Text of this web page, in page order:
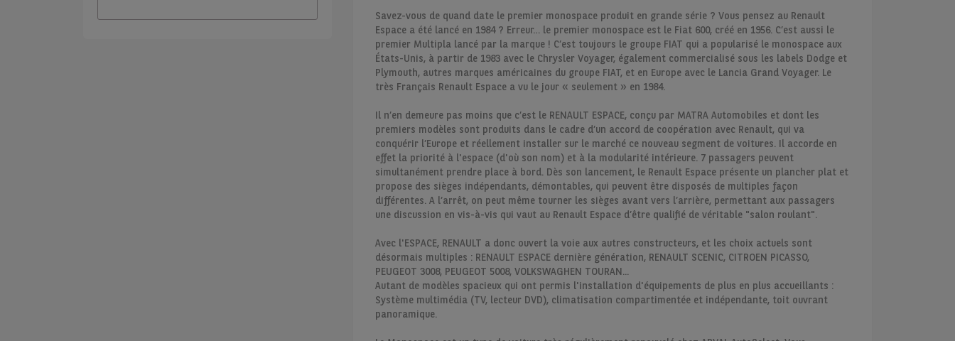
Annonce
Savez-vous de quand date le premier monospace produit en grande série ? Vous pensez au Renault
Espace a été lancé en 1984 ? Erreur… le premier monospace est le Fiat 600, créé en 1956. C’est aussi le
premier Multipla lancé par la marque ! C’est toujours le groupe FIAT qui a popularisé le monospace aux
États-Unis, à partir de 1983 avec le Chrysler Voyager, également commercialisé sous les labels Dodge et
Plymouth, autres marques américaines du groupe FIAT, et en Europe avec le Lancia Grand Voyager. Le
très Français Renault Espace a vu le jour « seulement » en 1984.
Il n’en demeure pas moins que c’est le RENAULT ESPACE, conçu par MATRA Automobiles et dont les
premiers modèles sont produits dans le cadre d’un accord de coopération avec Renault, qui va
conquérir l’Europe et réellement installer sur le marché ce nouveau segment de voitures. Il accorde en
effet la priorité à l'espace (d'où son nom) et à la modularité intérieure. 7 passagers peuvent
simultanément prendre place à bord. Dès son lancement, le Renault Espace présente un plancher plat et
propose des sièges indépendants, démontables, qui peuvent être disposés de multiples façon
différentes. A l’arrêt, on peut même tourner les sièges avant vers l’arrière, permettant aux passagers
une discussion en vis-à-vis qui vaut au Renault Espace d’être qualifié de véritable "salon roulant".
Avec l'ESPACE, RENAULT a donc ouvert la voie aux autres constructeurs, et les choix actuels sont
désormais multiples : RENAULT ESPACE dernière génération, RENAULT SCENIC, CITROEN PICASSO,
PEUGEOT 3008, PEUGEOT 5008, VOLKSWAGHEN TOURAN...
Autant de modèles spacieux qui ont permis l'installation d'équipements de plus en plus accueillants :
Système multimédia (TV, lecteur DVD), climatisation compartimentée et indépendante, toit ouvrant
panoramique.